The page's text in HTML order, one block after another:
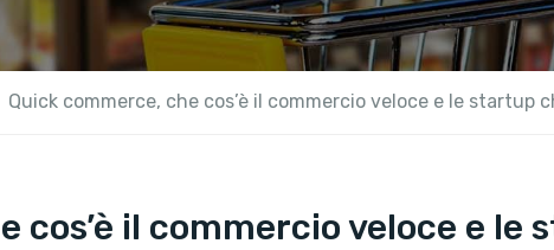
Quick commerce, che cos’è il commercio veloce e le startup
cos’è il commercio veloce e le